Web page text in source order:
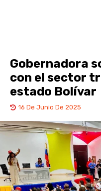
Gobernadora
con el sector
estado Bolívar
16 De Junio De 2025